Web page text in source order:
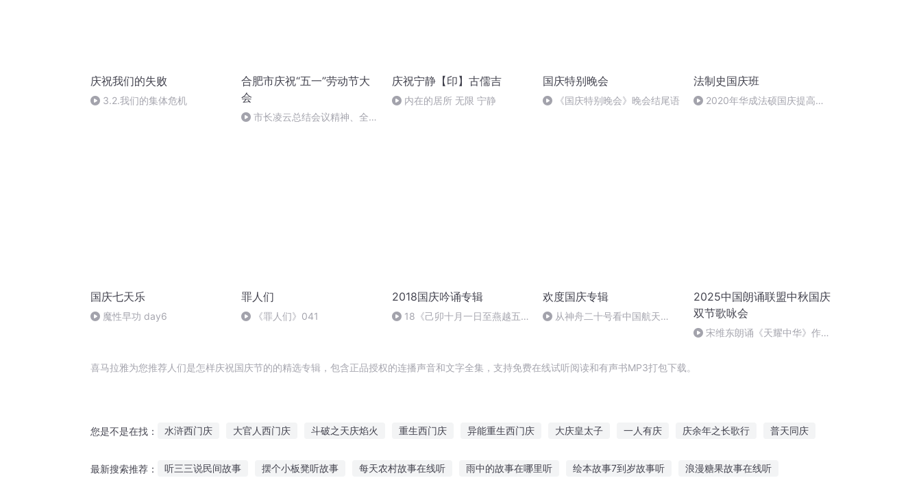
庆祝我们的失败
3.2.我们的集体危机
合肥市庆祝“五一”劳动节大
会
市长凌云总结会议精神、全体
庆祝宁静【印】古儒吉
内在的居所 无限 宁静
国庆特别晚会
《国庆特别晚会》晚会结尾语
法制史国庆班
2020年华成法硕国庆提高班
国庆七天乐
魔性早功 day6
罪人们
《罪人们》041
2018国庆吟诵专辑
18《己卯十月一日至燕越五
欢度国庆专辑
从神舟二十号看中国航天
2025中国朗诵联盟中秋国庆
双节歌咏会
宋维东朗诵《天耀中华》作
喜马拉雅为您推荐人们是怎样庆祝国庆节的的精选专辑，包含正品授权的连播声音和文字全集，支持免费在线试听阅读和有声书MP3打包下载。
您是不是在找： 水浒西门庆 大官人西门庆 斗破之天庆焰火 重生西门庆 异能重生西门庆 大庆皇太子 一人有庆 庆余年之长歌行 普天同庆
最新搜索推荐： 听三三说民间故事 摆个小板凳听故事 每天农村故事在线听 雨中的故事在哪里听 绘本故事7到岁故事听 浪漫糖果故事在线听